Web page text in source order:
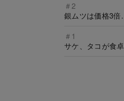
＃2
銀ムツは価格3
＃1
サケ、タコが食